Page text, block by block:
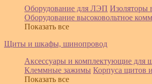
Оборудование для ЛЭП Изоляторы
Оборудование высоковольтное
Показать все
Щиты и шкафы, шинопровод
Аксессуары и комплектующие для
Клеммные зажимы Корпуса щитов
Показать все